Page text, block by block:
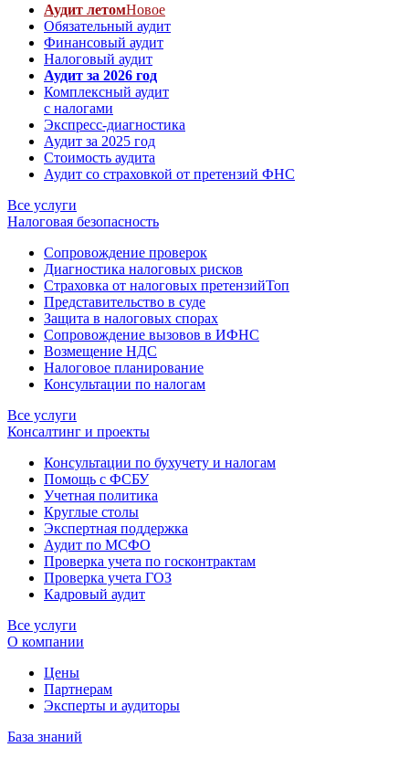
Аудит летомНовое
Обязательный аудит
Финансовый аудит
Налоговый аудит
Аудит за 2026 год
Комплексный аудит
с налогами
Экспресс-диагностика
Аудит за 2025 год
Стоимость аудита
Аудит со страховкой от претензий ФНС
Все услуги
Налоговая безопасность
Сопровождение проверок
Диагностика налоговых рисков
Страховка от налоговых претензийТоп
Представительство в суде
Защита в налоговых спорах
Сопровождение вызовов в ИФНС
Возмещение НДС
Налоговое планирование
Консультации по налогам
Все услуги
Консалтинг и проекты
Консультации по бухучету и налогам
Помощь с ФСБУ
Учетная политика
Круглые столы
Экспертная поддержка
Аудит по МСФО
Проверка учета по госконтрактам
Проверка учета ГОЗ
Кадровый аудит
Все услуги
О компании
Цены
Партнерам
Эксперты и аудиторы
База знаний